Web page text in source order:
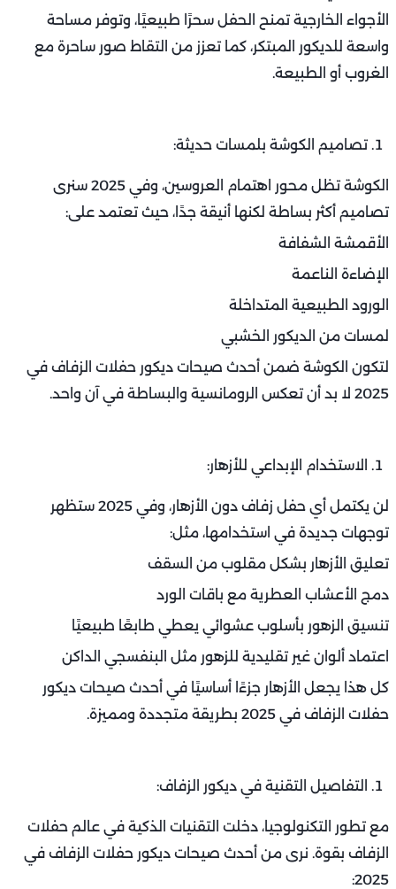
الأجواء الخارجية تمنح الحفل سحرًا طبيعيًا، وتوفر مساحة
واسعة للديكور المبتكر، كما تعزز من التقاط صور ساحرة مع
الغروب أو الطبيعة.
تصاميم الكوشة بلمسات حديثة:
الكوشة تظل محور اهتمام العروسين، وفي 2025 سنرى
تصاميم أكثر بساطة لكنها أنيقة جدًا، حيث تعتمد على:
الأقمشة الشفافة
الإضاءة الناعمة
الورود الطبيعية المتداخلة
لمسات من الديكور الخشبي
لتكون الكوشة ضمن أحدث صيحات ديكور حفلات الزفاف في
2025 لا بد أن تعكس الرومانسية والبساطة في آن واحد.
الاستخدام الإبداعي للأزهار:
لن يكتمل أي حفل زفاف دون الأزهار، وفي 2025 ستظهر
توجهات جديدة في استخدامها، مثل:
تعليق الأزهار بشكل مقلوب من السقف
دمج الأعشاب العطرية مع باقات الورد
تنسيق الزهور بأسلوب عشوائي يعطي طابعًا طبيعيًا
اعتماد ألوان غير تقليدية للزهور مثل البنفسجي الداكن
كل هذا يجعل الأزهار جزءًا أساسيًا في أحدث صيحات ديكور
حفلات الزفاف في 2025 بطريقة متجددة ومميزة.
التفاصيل التقنية في ديكور الزفاف:
مع تطور التكنولوجيا، دخلت التقنيات الذكية في عالم حفلات
الزفاف بقوة. نرى من أحدث صيحات ديكور حفلات الزفاف في
2025: